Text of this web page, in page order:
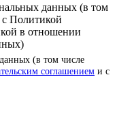
данных (в том
с Политикой
в отношении
(в том числе
соглашением и с